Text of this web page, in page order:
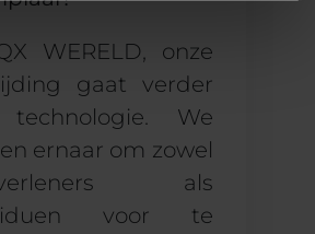
WERELD, onze
gaat verder
We
ernaar om zowel
als
voor te